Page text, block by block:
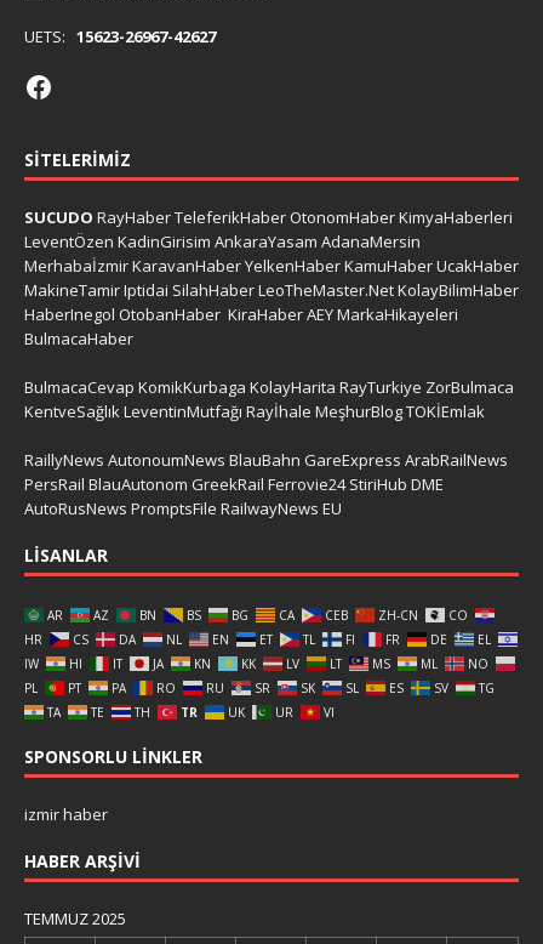
UETS: 15623-26967-42627
SITELERIMIZ
SUCUDO RayHaberTeleferikHaber OtonomHaberKimyaHaberleri
LeventÖzen KadinGirisim AnkaraYasam AdanaMersin
MerhabaİzmirKaravanHaberYelkenHaberKamuHaberUcakHaber
MakineTamirIptidai SilahHaberLeoTheMaster.NetKolayBilimHaber
HaberInegol OtobanHaber KiraHaberAEYMarkaHikayeleri
BulmacaHaber
BulmacaCevap KomikKurbaga KolayHarita RayTurkiye ZorBulmaca
KentveSağlıkLeventinMutfağı Rayİhale MeşhurBlogTOKİEmlak
RaillyNews AutonoumNews BlauBahn GareExpress ArabRailNews
PersRail BlauAutonom GreekRail Ferrovie24 StiriHub DME
AutoRusNews PromptsFile RailwayNews EU
LISANLAR
AR AZ BN BS BG CA CEB ZH-CN
CO
HR
CS DA NL EN ET TL FI FR DE
EL
IW
HI IT JA KN KK LV LT MS ML
NO
PL
PT PA RO RU SR SK SL ES SV
TG
TA
TE TH TR UK UR VI
SPONSORLU LINKLER
izmir haber
HABER ARŞIVI
TEMMUZ 2025